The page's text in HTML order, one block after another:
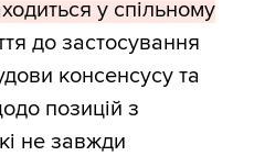
у спільному
до застосування
консенсусу та
позицій з
не завжди